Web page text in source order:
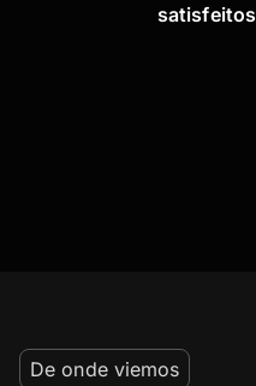
satisfeitos
De onde viemos